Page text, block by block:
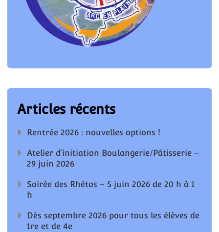
Articles récents
Rentrée 2026 : nouvelles options !
Atelier d’initiation Boulangerie/Pâtisserie –
29 juin 2026
Soirée des Rhétos – 5 juin 2026 de 20 h à 1
h
Dès septembre 2026 pour tous les élèves de
1re et de 4e